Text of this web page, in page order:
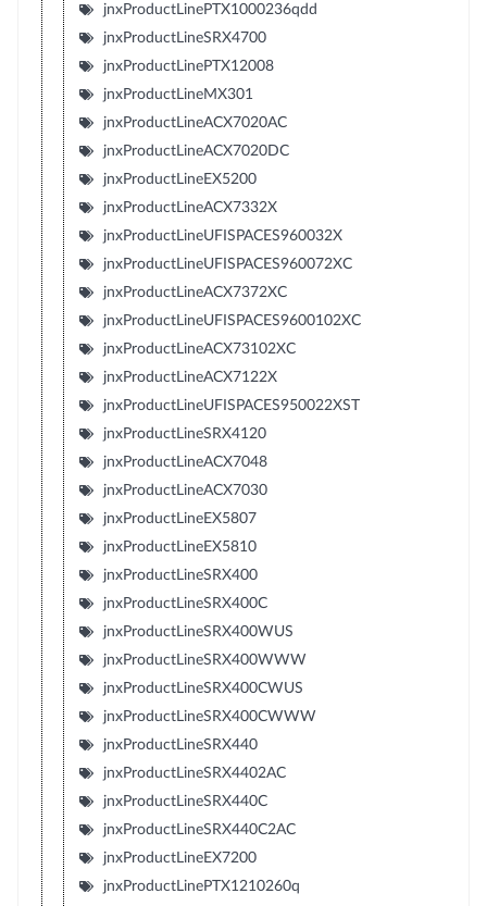
jnxProductLinePTX1000236qdd
jnxProductLineSRX4700
jnxProductLinePTX12008
jnxProductLineMX301
jnxProductLineACX7020AC
jnxProductLineACX7020DC
jnxProductLineEX5200
jnxProductLineACX7332X
jnxProductLineUFISPACES960032X
jnxProductLineUFISPACES960072XC
jnxProductLineACX7372XC
jnxProductLineUFISPACES9600102XC
jnxProductLineACX73102XC
jnxProductLineACX7122X
jnxProductLineUFISPACES950022XST
jnxProductLineSRX4120
jnxProductLineACX7048
jnxProductLineACX7030
jnxProductLineEX5807
jnxProductLineEX5810
jnxProductLineSRX400
jnxProductLineSRX400C
jnxProductLineSRX400WUS
jnxProductLineSRX400WWW
jnxProductLineSRX400CWUS
jnxProductLineSRX400CWWW
jnxProductLineSRX440
jnxProductLineSRX4402AC
jnxProductLineSRX440C
jnxProductLineSRX440C2AC
jnxProductLineEX7200
jnxProductLinePTX1210260q